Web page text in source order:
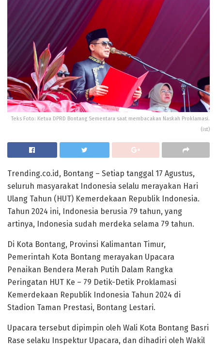
Teks Foto: Ketua DPRD Bontang Sementara saat membacakan Naskah Proklamasi.
(ist)
Trending.co.id, Bontang – Setiap tanggal 17 Agustus,
seluruh masyarakat Indonesia selalu merayakan Hari
Ulang Tahun (HUT) Kemerdekaan Republik Indonesia.
Tahun 2024 ini, Indonesia berusia 79 tahun, yang
artinya, Indonesia sudah merdeka selama 79 tahun.
Di Kota Bontang, Provinsi Kalimantan Timur,
Pemerintah Kota Bontang merayakan Upacara
Penaikan Bendera Merah Putih Dalam Rangka
Peringatan HUT Ke – 79 Detik-Detik Proklamasi
Kemerdekaan Republik Indonesia Tahun 2024 di
Stadion Taman Prestasi, Bontang Lestari.
Upacara tersebut dipimpin oleh Wali Kota Bontang Basri
Rase selaku Inspektur Upacara, dan dihadiri oleh Wakil